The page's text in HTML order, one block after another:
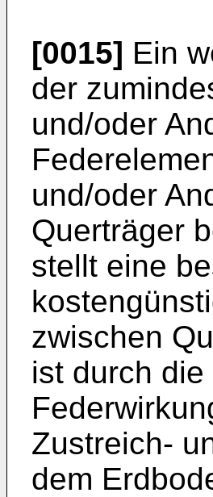
[0015] Ein
der
und/oder
und/oder
Querträger
stellt eine
zwischen
ist durch
Zustreich-
dem